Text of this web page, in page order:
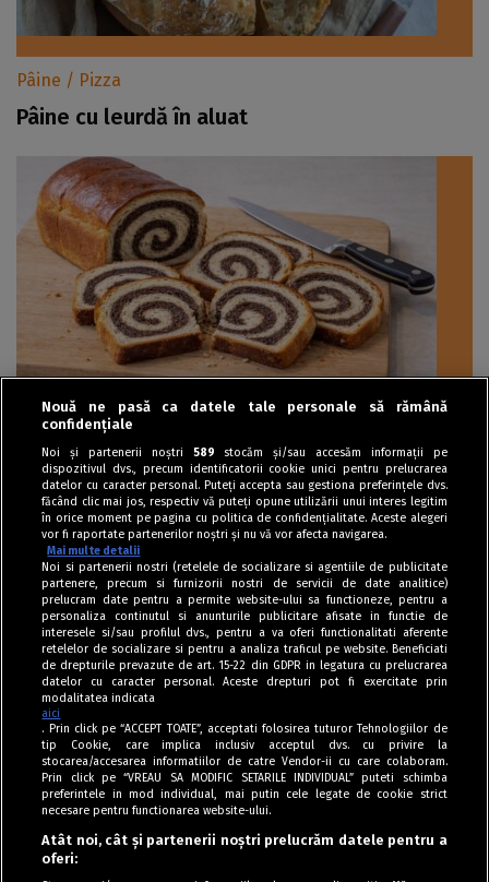
Pâine / Pizza
Pâine cu leurdă în aluat
Deserturi de post
Cozonac spirală de post
Tag index
Program Antena 1
Nouă ne pasă ca datele tale personale să rămână
confidențiale
Noi și partenerii noștri 589 stocăm și/sau accesăm informații pe
dispozitivul dvs., precum identificatorii cookie unici pentru prelucrarea
datelor cu caracter personal. Puteți accepta sau gestiona preferințele dvs.
făcând clic mai jos, respectiv vă puteți opune utilizării unui interes legitim
în orice moment pe pagina cu politica de confidențialitate. Aceste alegeri
vor fi raportate partenerilor noștri și nu vă vor afecta navigarea.
Mai multe detalii
Noi si partenerii nostri (retelele de socializare si agentiile de publicitate
partenere, precum si furnizorii nostri de servicii de date analitice)
prelucram date pentru a permite website-ului sa functioneze, pentru a
personaliza continutul si anunturile publicitare afisate in functie de
interesele si/sau profilul dvs., pentru a va oferi functionalitati aferente
retelelor de socializare si pentru a analiza traficul pe website. Beneficiati
de drepturile prevazute de art. 15-22 din GDPR in legatura cu prelucrarea
datelor cu caracter personal. Aceste drepturi pot fi exercitate prin
modalitatea indicata
aici
. Prin click pe “ACCEPT TOATE”, acceptati folosirea tuturor Tehnologiilor de
tip Cookie, care implica inclusiv acceptul dvs. cu privire la
stocarea/accesarea informatiilor de catre Vendor-ii cu care colaboram.
Prin click pe “VREAU SA MODIFIC SETARILE INDIVIDUAL” puteti schimba
preferintele in mod individual, mai putin cele legate de cookie strict
necesare pentru functionarea website-ului.
Atât noi, cât și partenerii noștri prelucrăm datele pentru a
oferi: